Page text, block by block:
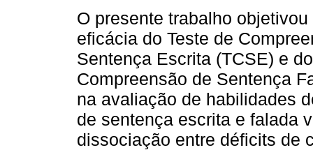
O presente trabalho
eficácia do Teste de
Sentença Escrita (TCSE) e
Compreensão de Sentença
na avaliação de habilidades
de sentença escrita e falada
dissociação entre déficits de